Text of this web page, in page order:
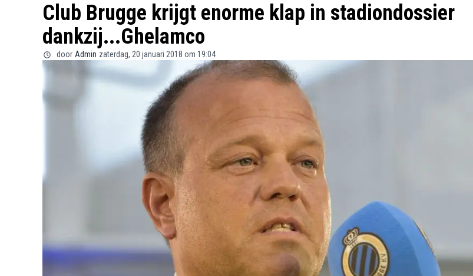
Club Brugge krijgt enorme klap in stadiondossier
dankzij...Ghelamco
door Admin zaterdag, 20 januari 2018 om 19:04